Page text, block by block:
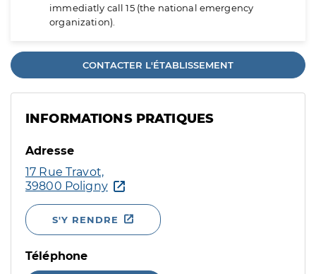
immediatly call 15 (the national emergency
organization).
CONTACTER L'ÉTABLISSEMENT
INFORMATIONS PRATIQUES
Adresse
17 Rue Travot,
39800 Poligny
S'Y RENDRE
Téléphone